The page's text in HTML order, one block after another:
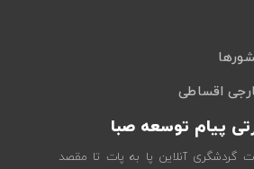
اقساطی
پیام توسعه صبا
گردشگری آنلاین پا به پات تا مقصد